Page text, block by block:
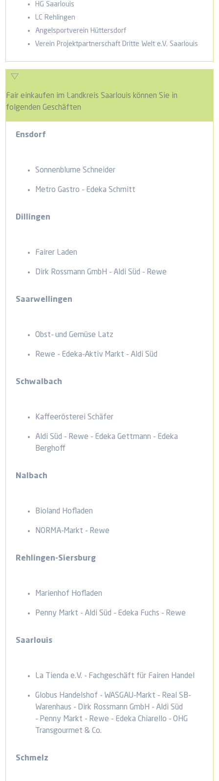
HG Saarlouis
LC Rehlingen
Angelsportverein Hüttersdorf
Verein Projektpartnerschaft Dritte Welt e.V. Saarlouis
Fair einkaufen im Landkreis Saarlouis können Sie in
folgenden Geschäften
Ensdorf
Sonnenblume Schneider
Metro Gastro - Edeka Schmitt
Dillingen
Fairer Laden
Dirk Rossmann GmbH - Aldi Süd - Rewe
Saarwellingen
Obst- und Gemüse Latz
Rewe - Edeka-Aktiv Markt - Aldi Süd
Schwalbach
Kaffeerösterei Schäfer
Aldi Süd - Rewe - Edeka Gettmann - Edeka
Berghoff
Nalbach
Bioland Hofladen
NORMA-Markt - Rewe
Rehlingen-Siersburg
Marienhof Hofladen
Penny Markt - Aldi Süd - Edeka Fuchs - Rewe
Saarlouis
La Tienda e.V. - Fachgeschäft für Fairen Handel
Globus Handelshof - WASGAU-Markt - Real SB-
Warenhaus - Dirk Rossmann GmbH - Aldi Süd
- Penny Markt - Rewe - Edeka Chiarello - OHG
Transgourmet & Co.
Schmelz